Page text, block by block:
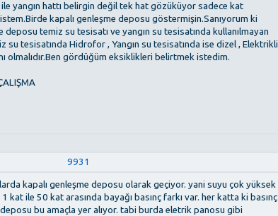
yangın hattı belirgin değil tek hat gözüküyor sadece kat
kapalı genleşme deposu göstermişin.Sanıyorum ki
deposu temiz su tesisatı ve yangın su tesisatında kullanılmayan
su tesisatında Hidrofor , Yangın su tesisatında ise dizel , Elektrikli
olmalıdır.Ben gördüğüm eksiklikleri belirtmek istedim.
9931
kapalı genleşme deposu olarak geçiyor. yani suyu çok yüksek
kat ile 50 kat arasında bayağı basınç farkı var. her katta ki basınç
bu amaçla yer alıyor. tabi burda eletrik panosu gibi